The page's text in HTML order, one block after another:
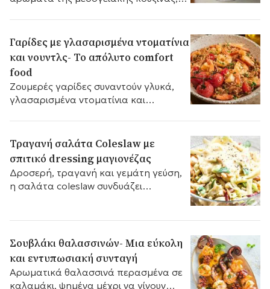
παράδοση της Κρήτης σε κάθε
μπουκιά.
Γαρίδες με γλασαρισμένα ντοματίνια
και νουντλς- Το απόλυτο comfort
food
Ζουμερές γαρίδες συναντούν γλυκά,
γλασαρισμένα ντοματίνια και
Τραγανή σαλάτα Coleslaw με
σπιτικό dressing μαγιονέζας
Δροσερή, τραγανή και γεμάτη γεύση,
η σαλάτα coleslaw συνδυάζει
Σουβλάκι θαλασσινών- Μια εύκολη
και εντυπωσιακή συνταγή
Αρωματικά θαλασσινά περασμένα σε
καλαμάκι, ψημένα μέχρι να γίνουν